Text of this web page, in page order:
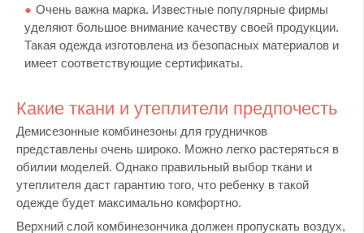
Очень важна марка. Известные популярные фирмы
уделяют большое внимание качеству своей продукции.
Такая одежда изготовлена из безопасных материалов и
имеет соответствующие сертификаты.
Какие ткани и утеплители предпочесть
Демисезонные комбинезоны для грудничков
представлены очень широко. Можно легко растеряться в
обилии моделей. Однако правильный выбор ткани и
утеплителя даст гарантию того, что ребенку в такой
одежде будет максимально комфортно.
Верхний слой комбинезончика должен пропускать воздух,